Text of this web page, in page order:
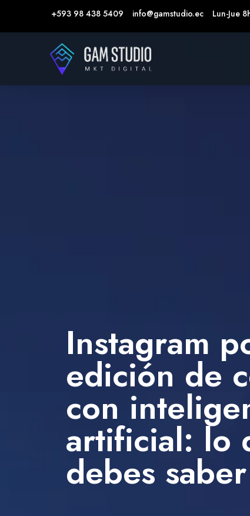
+593 98 438 5409 info@gamstudio.ec Lun-Jue
Instagram
edición de
con
artificial: lo
debes saber